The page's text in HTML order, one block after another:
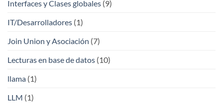
Interfaces y Clases globales (9)
IT/Desarrolladores (1)
Join Union y Asociación (7)
Lecturas en base de datos (10)
llama (1)
LLM (1)